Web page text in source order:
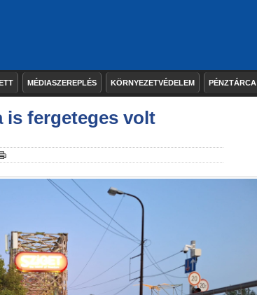
MÉDIASZEREPLÉS KÖRNYEZETVÉDELEM PÉNZTÁRCA
is fergeteges volt